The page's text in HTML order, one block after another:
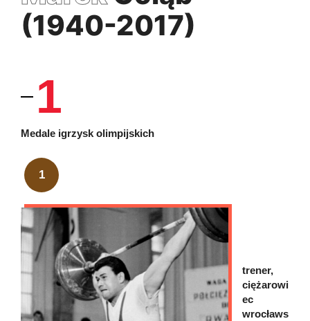
(1940-2017)
1
Medale igrzysk olimpijskich
1
trener,
ciężarowi
ec
wrocławs